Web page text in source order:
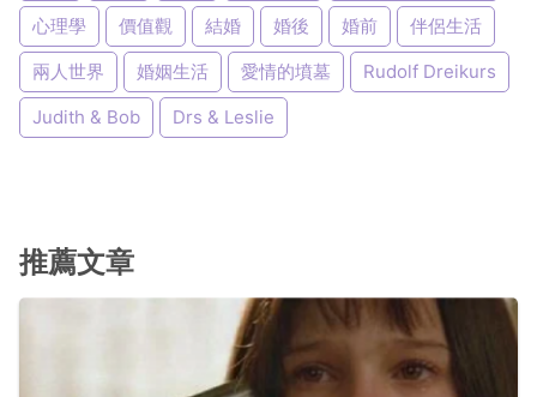
心理學 價值觀 結婚 婚後 婚前
伴侶生活
兩人世界
婚姻生活 愛情的墳墓
Rudolf Dreikurs
Judith & Bob
Drs & Leslie
推薦文章